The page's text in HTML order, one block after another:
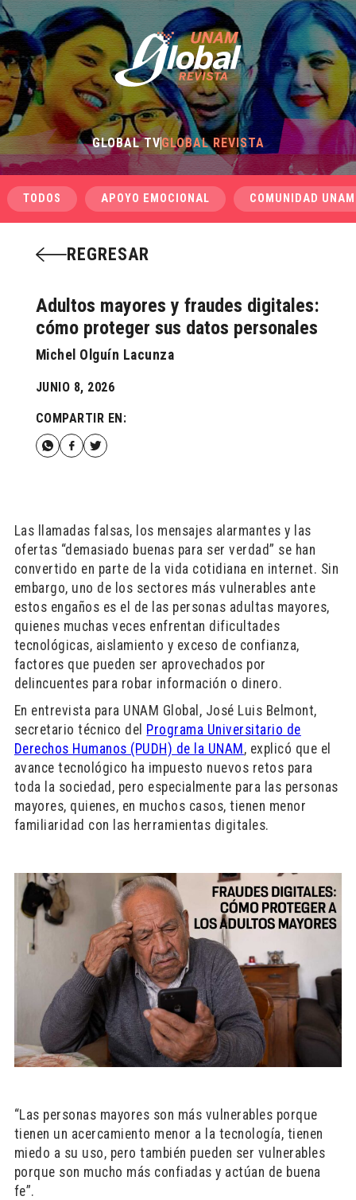
GLOBAL TVGLOBAL REVISTA
TODOS APOYO EMOCIONAL COMUNIDAD UNAM
REGRESAR
Adultos mayores y fraudes digitales:
cómo proteger sus datos personales
Michel Olguín Lacunza
JUNIO 8, 2026
COMPARTIR EN:
Las llamadas falsas, los mensajes alarmantes y las
ofertas “demasiado buenas para ser verdad” se han
convertido en parte de la vida cotidiana en internet. Sin
embargo, uno de los sectores más vulnerables ante
estos engaños es el de las personas adultas mayores,
quienes muchas veces enfrentan dificultades
tecnológicas, aislamiento y exceso de confianza,
factores que pueden ser aprovechados por
delincuentes para robar información o dinero.
En entrevista para UNAM Global, José Luis Belmont,
secretario técnico del Programa Universitario de
Derechos Humanos (PUDH) de la UNAM , explicó que el
avance tecnológico ha impuesto nuevos retos para
toda la sociedad, pero especialmente para las personas
mayores, quienes, en muchos casos, tienen menor
familiaridad con las herramientas digitales.
“Las personas mayores son más vulnerables porque
tienen un acercamiento menor a la tecnología, tienen
miedo a su uso, pero también pueden ser vulnerables
porque son mucho más confiadas y actúan de buena
fe”.